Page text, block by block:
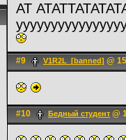
АТ
#9 V1R2L_[banned] @
#10 Бедный студент @